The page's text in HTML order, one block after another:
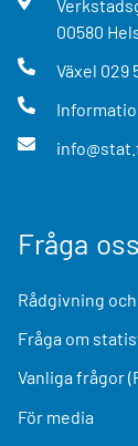
00580
Växel 029
Fråga oss
Rådgivning
Fråga om
Vanliga frågor
För media